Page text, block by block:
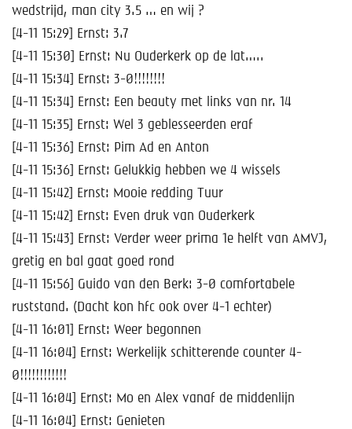
wedstrijd, man city 3.5 … en wij ?
[4-11 15:29] Ernst: 3.7
[4-11 15:30] Ernst: Nu Ouderkerk op de lat…..
[4-11 15:34] Ernst: 3-0!!!!!!!!
[4-11 15:34] Ernst: Een beauty met links van nr. 14
[4-11 15:35] Ernst: Wel 3 geblesseerden eraf
[4-11 15:36] Ernst: Pim Ad en Anton
[4-11 15:36] Ernst: Gelukkig hebben we 4 wissels
[4-11 15:42] Ernst: Mooie redding Tuur
[4-11 15:42] Ernst: Even druk van Ouderkerk
[4-11 15:43] Ernst: Verder weer prima 1e helft van AMVJ,
gretig en bal gaat goed rond
[4-11 15:56] Guido van den Berk: 3-0 comfortabele
ruststand. (Dacht kon hfc ook over 4-1 echter)
[4-11 16:01] Ernst: Weer begonnen
[4-11 16:04] Ernst: Werkelijk schitterende counter 4-
0!!!!!!!!!!!!
[4-11 16:04] Ernst: Mo en Alex vanaf de middenlijn
[4-11 16:04] Ernst: Genieten